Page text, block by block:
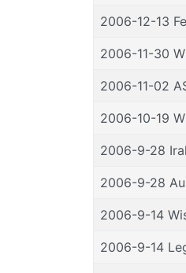
2006-12-13
2006-11-30
2006-11-02
2006-10-19
2006-9-28
2006-9-28
2006-9-14
2006-9-14